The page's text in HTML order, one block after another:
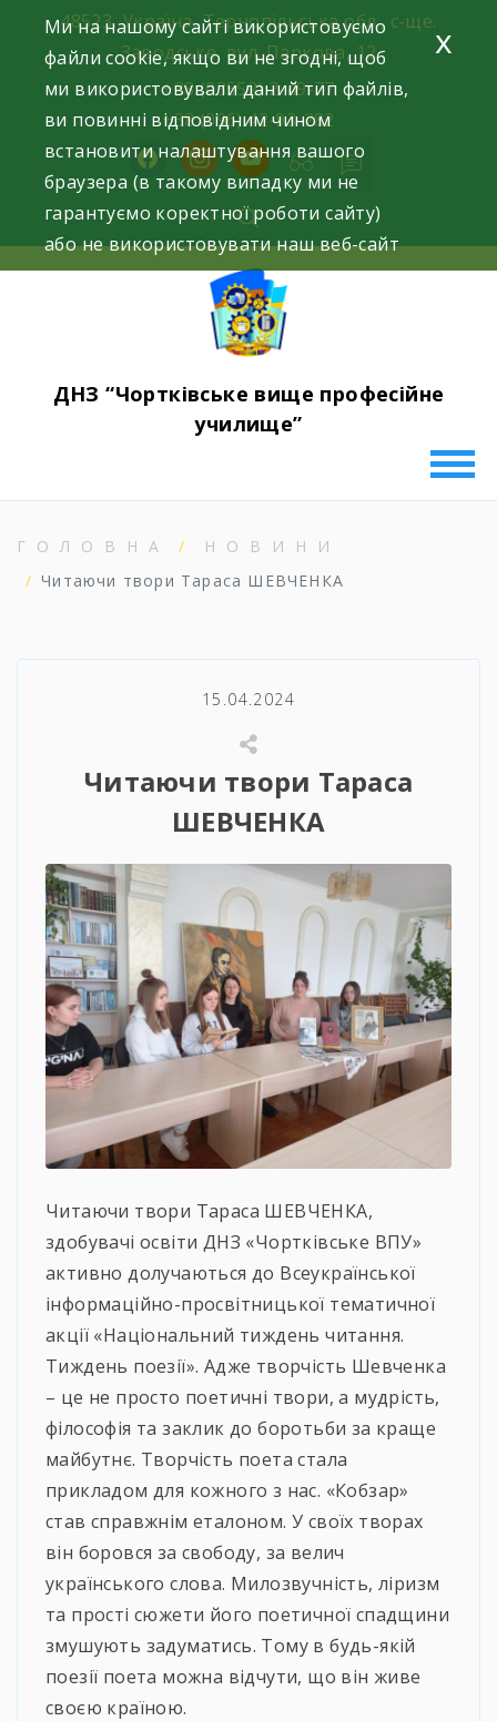
content
48523, Україна, Тернопільська обл., с-ще.
Заводське, вул. Паркова, 12
+38 (03552) 2-49-77
+38 (096) 42-93-282
facebookinstagramyoutube
ДНЗ “Чортківське вище професійне
училище”
ГОЛОВНА
НОВИНИ
Читаючи твори Тараса ШЕВЧЕНКА
15.04.2024
Читаючи твори Тараса
ШЕВЧЕНКА
Читаючи твори Тараса ШЕВЧЕНКА,
здобувачі освіти ДНЗ «Чортківське ВПУ»
активно долучаються до Всеукраїнської
інформаційно-просвітницької тематичної
акції «Національний тиждень читання.
Тиждень поезії». Адже творчість Шевченка
– це не просто поетичні твори, а мудрість,
філософія та заклик до боротьби за краще
майбутнє. Творчість поета стала
прикладом для кожного з нас. «Кобзар»
став справжнім еталоном. У своїх творах
він боровся за свободу, за велич
українського слова. Милозвучність, ліризм
та прості сюжети його поетичної спадщини
змушують задуматись. Тому в будь-якій
поезії поета можна відчути, що він живе
своєю країною.
Ми на нашому сайті використовуємо
файли cookie, якщо ви не згодні, щоб
ми використовували даний тип файлів,
ви повинні відповідним чином
встановити налаштування вашого
браузера (в такому випадку ми не
гарантуємо коректної роботи сайту)
або не використовувати наш веб-сайт
x